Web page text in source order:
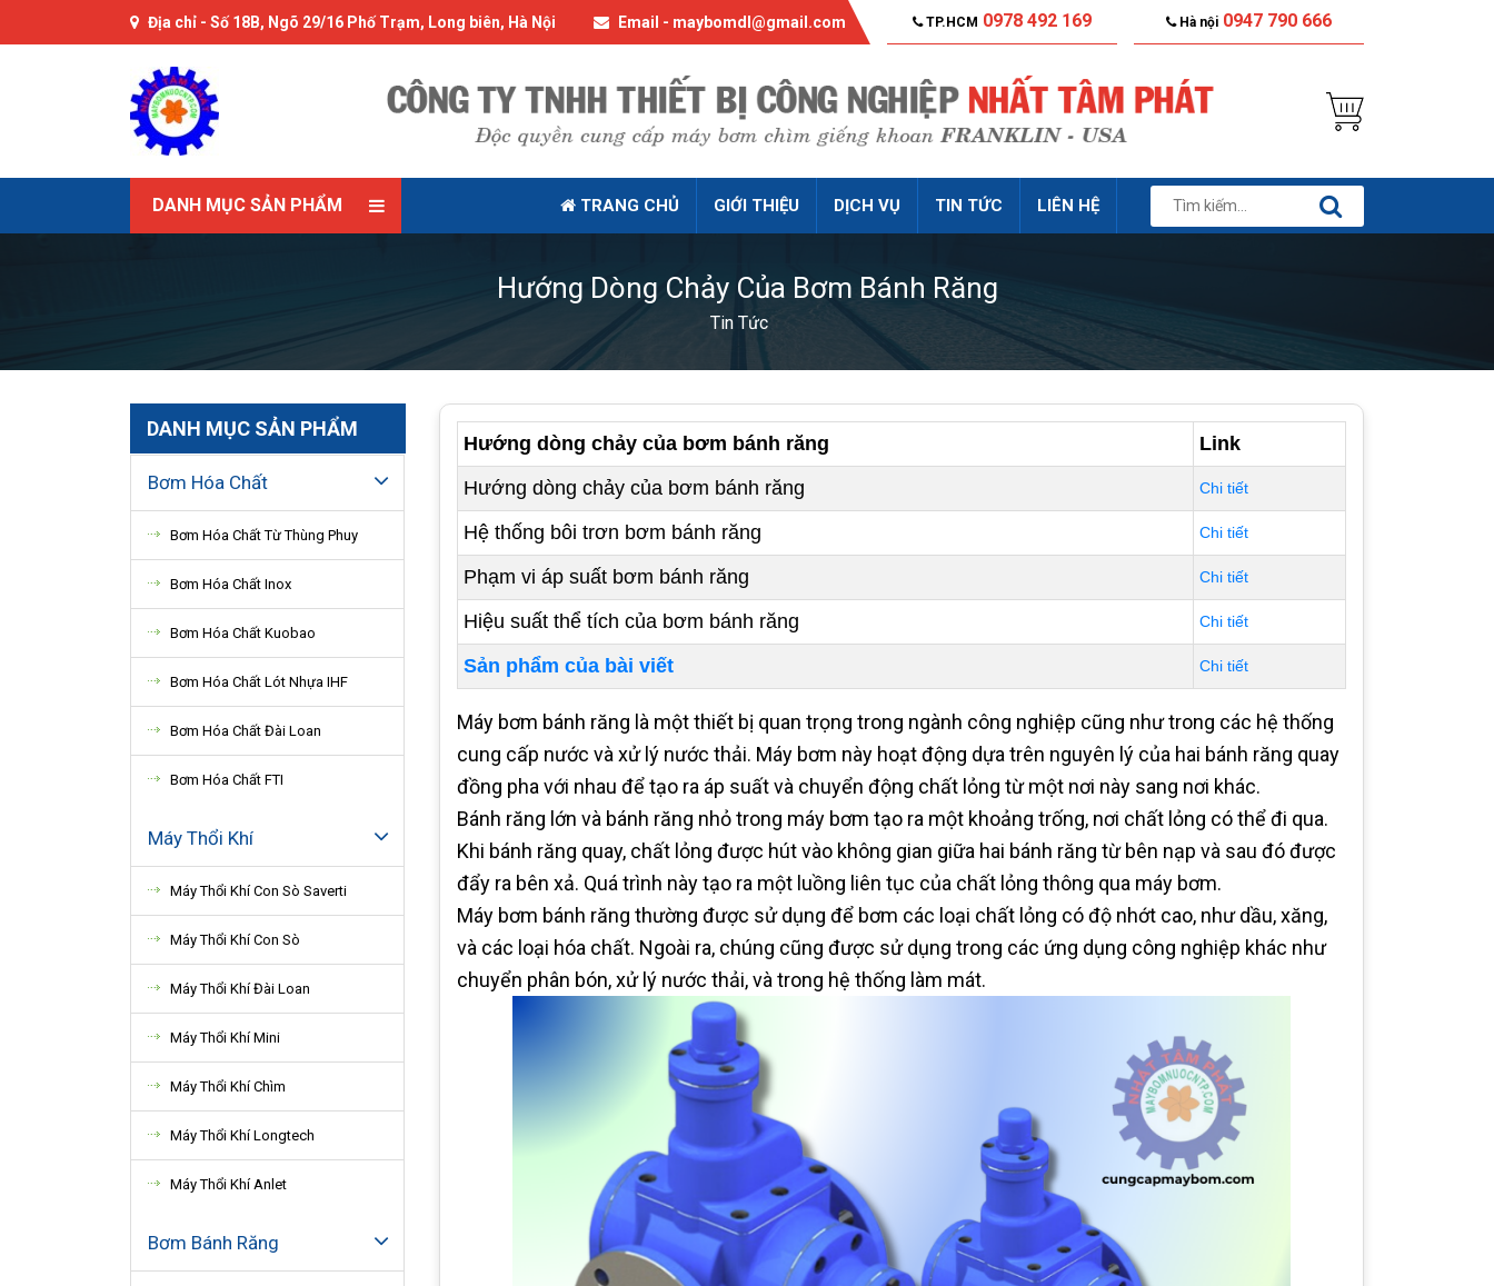
Địa chỉ - Số 18B, Ngõ 29/16 Phố Trạm, Long biên, Hà Nội Email - maybomdl@gmail.com TP.HCM 0978 492 169 Hà nội 0947 790 666
DANH MỤC SẢN PHẨM TRANG CHỦ GIỚI THIỆU DỊCH VỤ TIN TỨC LIÊN HỆ
Hướng Dòng Chảy Của Bơm Bánh Răng
Tin Tức
DANH MỤC SẢN PHẨM
Bơm Hóa Chất
Bơm Hóa Chất Từ Thùng Phuy
Bơm Hóa Chất Inox
Bơm Hóa Chất Kuobao
Bơm Hóa Chất Lót Nhựa IHF
Bơm Hóa Chất Đài Loan
Bơm Hóa Chất FTI
Máy Thổi Khí
Máy Thổi Khí Con Sò Saverti
Máy Thổi Khí Con Sò
Máy Thổi Khí Đài Loan
Máy Thổi Khí Mini
Máy Thổi Khí Chìm
Máy Thổi Khí Longtech
Máy Thổi Khí Anlet
Bơm Bánh Răng
Hướng dòng chảy của bơm bánh răng
Link
Hướng dòng chảy của bơm bánh răng
Chi tiết
Hệ thống bôi trơn bơm bánh răng Chi tiết
Phạm vi áp suất bơm bánh răng Chi tiết
Hiệu suất thể tích của bơm bánh răng Chi tiết
Sản phẩm của bài viết Chi tiết
Máy bơm bánh răng là một thiết bị quan trọng trong ngành công nghiệp cũng như trong các hệ thống
cung cấp nước và xử lý nước thải. Máy bơm này hoạt động dựa trên nguyên lý của hai bánh răng quay
đồng pha với nhau để tạo ra áp suất và chuyển động chất lỏng từ một nơi này sang nơi khác.
Bánh răng lớn và bánh răng nhỏ trong máy bơm tạo ra một khoảng trống, nơi chất lỏng có thể đi qua.
Khi bánh răng quay, chất lỏng được hút vào không gian giữa hai bánh răng từ bên nạp và sau đó được
đẩy ra bên xả. Quá trình này tạo ra một luồng liên tục của chất lỏng thông qua máy bơm.
Máy bơm bánh răng thường được sử dụng để bơm các loại chất lỏng có độ nhớt cao, như dầu, xăng,
và các loại hóa chất. Ngoài ra, chúng cũng được sử dụng trong các ứng dụng công nghiệp khác như
chuyển phân bón, xử lý nước thải, và trong hệ thống làm mát.